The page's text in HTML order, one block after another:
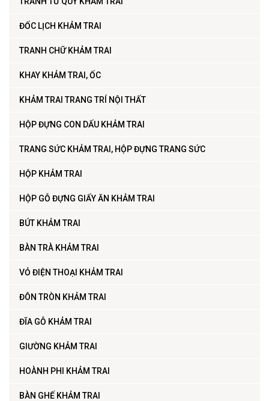
ĐỐC LỊCH KHẢM TRAI
TRANH CHỮ KHẢM TRAI
KHAY KHẢM TRAI, ỐC
KHẢM TRAI TRANG TRÍ NỘI THẤT
HỘP ĐỰNG CON DẤU KHẢM TRAI
TRANG SỨC KHẢM TRAI, HỘP ĐỰNG TRANG SỨC
HỘP KHẢM TRAI
HỘP GỖ ĐỰNG GIẤY ĂN KHẢM TRAI
BÚT KHẢM TRAI
BÀN TRÀ KHẢM TRAI
VỎ ĐIỆN THOẠI KHẢM TRAI
ĐÔN TRÒN KHẢM TRAI
ĐĨA GỖ KHẢM TRAI
GIƯỜNG KHẢM TRAI
HOÀNH PHI KHẢM TRAI
BÀN GHẾ KHẢM TRAI